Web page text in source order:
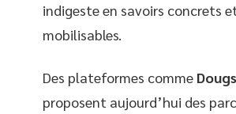
indigeste en savoirs concrets
mobilisables.
Des plateformes comme
proposent aujourd’hui des